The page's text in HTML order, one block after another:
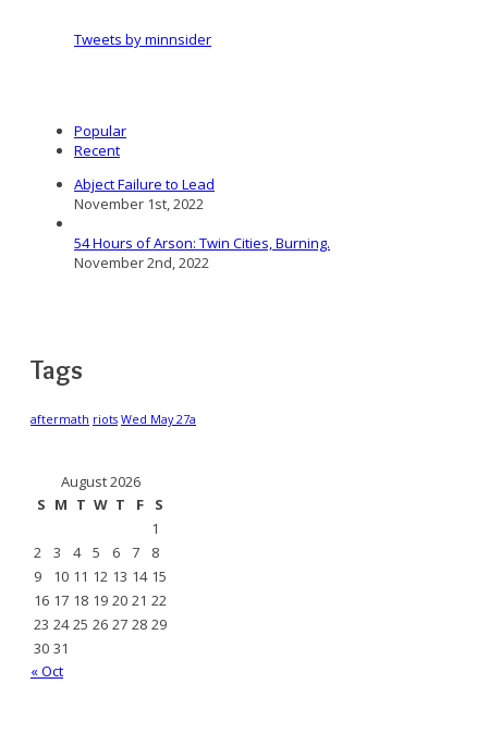
Tweets by minnsider
Popular
Recent
Abject Failure to Lead
November 1st, 2022
54 Hours of Arson: Twin Cities, Burning.
November 2nd, 2022
Tags
aftermath riots Wed May 27a
August 2026
S M T W T F
S
1
2
3 4 5 6 7
8
9
10 11 12 13 14 15
16 17 18 19 20 21 22
23 24 25 26 27 28 29
30 31
« Oct